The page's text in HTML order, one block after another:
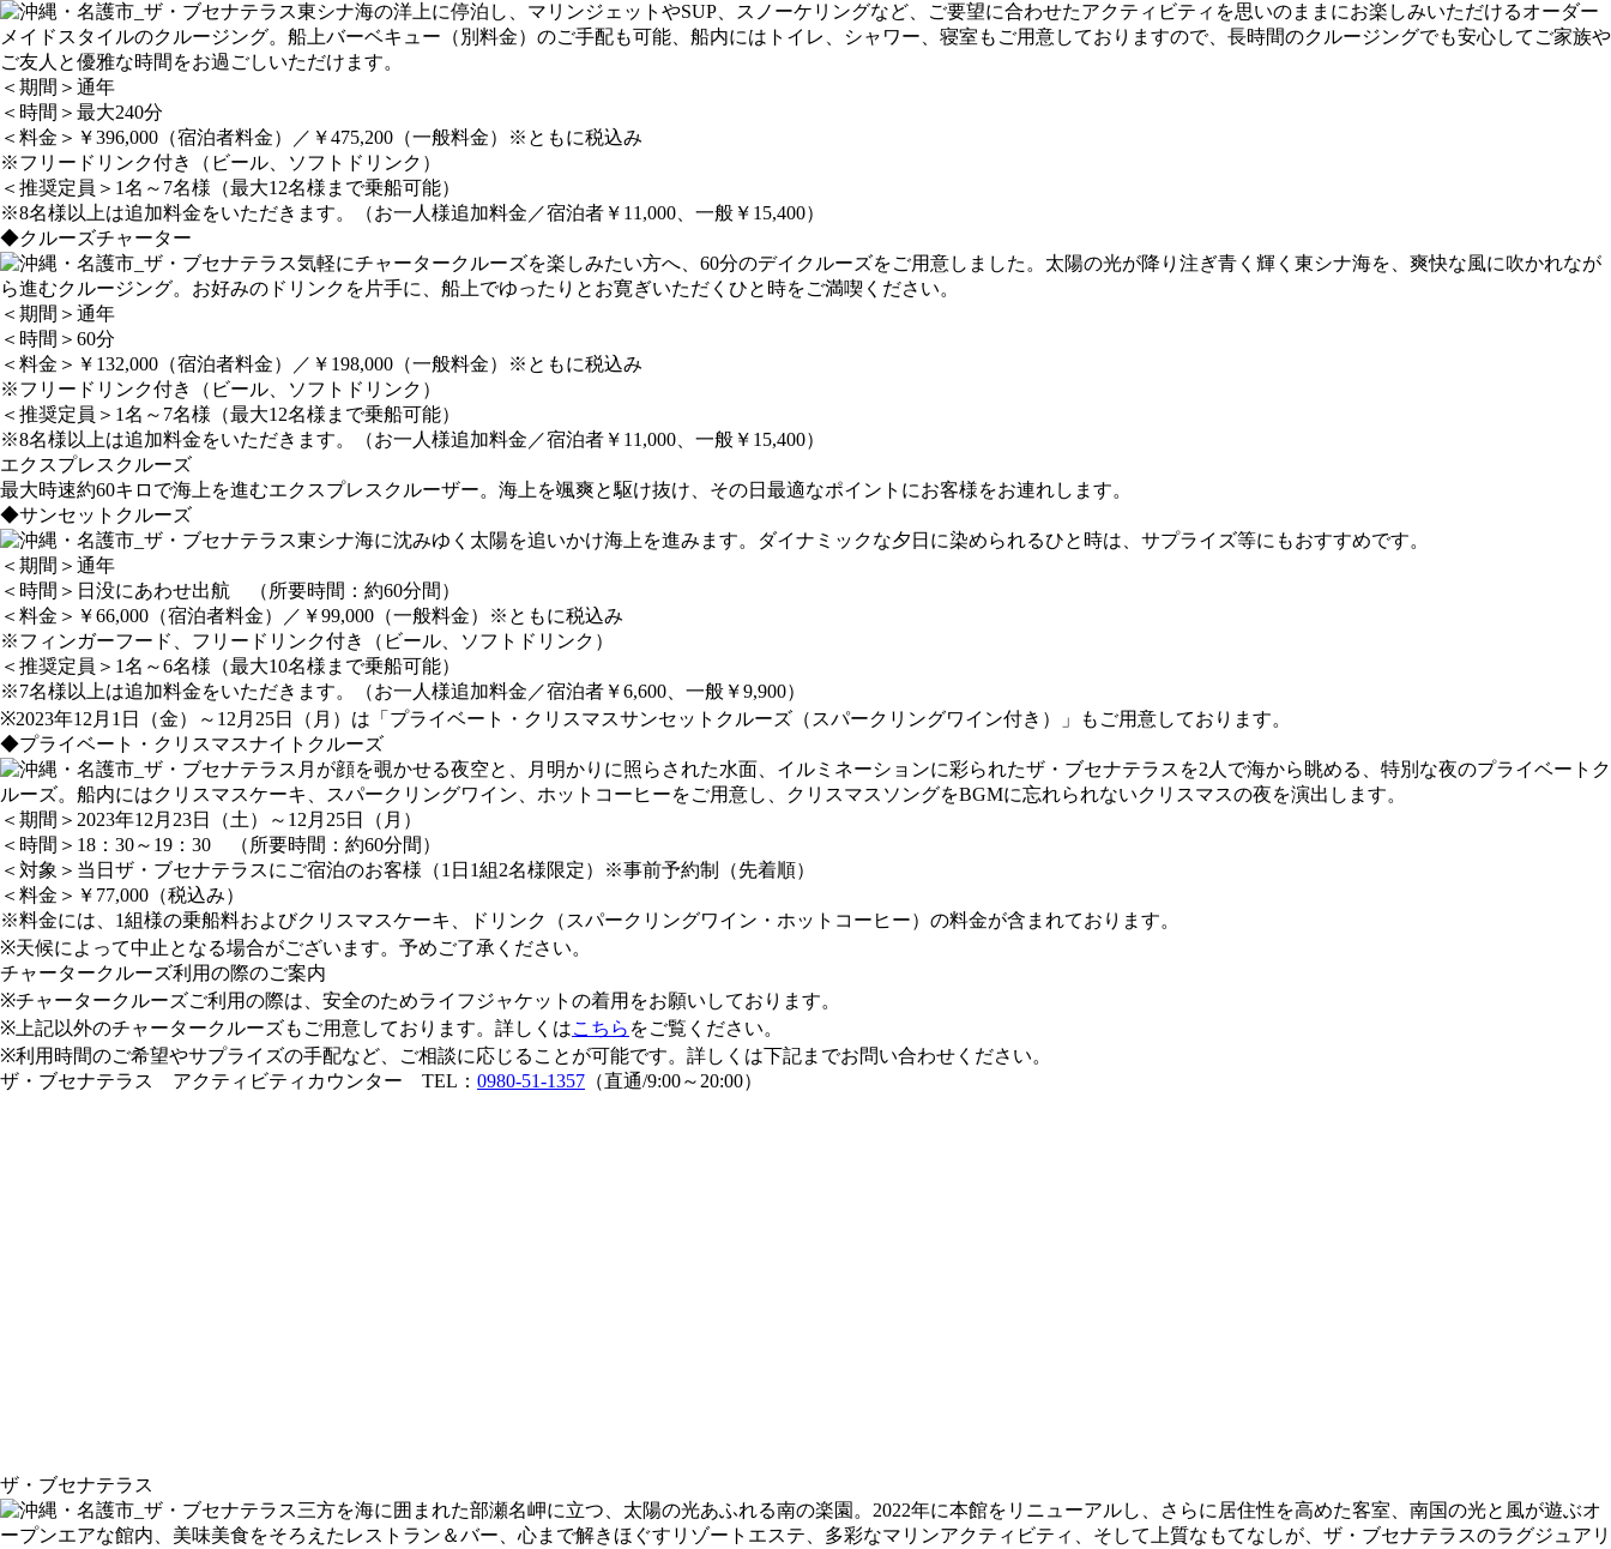
東シナ海の洋上に停泊し、マリンジェットやSUP、スノーケリングなど、ご要望に合わせたアクティビティを思いのままにお楽しみいただけるオーダー
メイドスタイルのクルージング。船上バーベキュー（別料金）のご手配も可能、船内にはトイレ、シャワー、寝室もご用意しておりますので、長時間のクルージングでも安心してご家族や
ご友人と優雅な時間をお過ごしいただけます。
＜期間＞通年
＜時間＞最大240分
＜料金＞￥396,000（宿泊者料金）／￥475,200（一般料金）※ともに税込み
※フリードリンク付き（ビール、ソフトドリンク）
＜推奨定員＞1名～7名様（最大12名様まで乗船可能）
※8名様以上は追加料金をいただきます。（お一人様追加料金／宿泊者￥11,000、一般￥15,400）
◆クルーズチャーター
気軽にチャータークルーズを楽しみたい方へ、60分のデイクルーズをご用意しました。太陽の光が降り注ぎ青く輝く東シナ海を、爽快な風に吹かれなが
ら進むクルージング。お好みのドリンクを片手に、船上でゆったりとお寛ぎいただくひと時をご満喫ください。
＜期間＞通年
＜時間＞60分
＜料金＞￥132,000（宿泊者料金）／￥198,000（一般料金）※ともに税込み
※フリードリンク付き（ビール、ソフトドリンク）
＜推奨定員＞1名～7名様（最大12名様まで乗船可能）
※8名様以上は追加料金をいただきます。（お一人様追加料金／宿泊者￥11,000、一般￥15,400）
エクスプレスクルーズ
最大時速約60キロで海上を進むエクスプレスクルーザー。海上を颯爽と駆け抜け、その日最適なポイントにお客様をお連れします。
◆サンセットクルーズ
東シナ海に沈みゆく太陽を追いかけ海上を進みます。ダイナミックな夕日に染められるひと時は、サプライズ等にもおすすめです。
＜期間＞通年
＜時間＞日没にあわせ出航 （所要時間：約60分間）
＜料金＞￥66,000（宿泊者料金）／￥99,000（一般料金）※ともに税込み
※フィンガーフード、フリードリンク付き（ビール、ソフトドリンク）
＜推奨定員＞1名～6名様（最大10名様まで乗船可能）
※7名様以上は追加料金をいただきます。（お一人様追加料金／宿泊者￥6,600、一般￥9,900）
※2023年12月1日（金）～12月25日（月）は「プライベート・クリスマスサンセットクルーズ（スパークリングワイン付き）」もご用意しております。
◆プライベート・クリスマスナイトクルーズ
月が顔を覗かせる夜空と、月明かりに照らされた水面、イルミネーションに彩られたザ・ブセナテラスを2人で海から眺める、特別な夜のプライベートク
ルーズ。船内にはクリスマスケーキ、スパークリングワイン、ホットコーヒーをご用意し、クリスマスソングをBGMに忘れられないクリスマスの夜を演出します。
＜期間＞2023年12月23日（土）～12月25日（月）
＜時間＞18：30～19：30 （所要時間：約60分間）
＜対象＞当日ザ・ブセナテラスにご宿泊のお客様（1日1組2名様限定）※事前予約制（先着順）
＜料金＞￥77,000（税込み）
※料金には、1組様の乗船料およびクリスマスケーキ、ドリンク（スパークリングワイン・ホットコーヒー）の料金が含まれております。
※天候によって中止となる場合がございます。予めご了承ください。
チャータークルーズ利用の際のご案内
※チャータークルーズご利用の際は、安全のためライフジャケットの着用をお願いしております。
※上記以外のチャータークルーズもご用意しております。詳しくはこちら をご覧ください。
※利用時間のご希望やサプライズの手配など、ご相談に応じることが可能です。詳しくは下記までお問い合わせください。
ザ・ブセナテラス アクティビティカウンター TEL： 0980-51-1357 （直通/9:00～20:00）
ザ・ブセナテラス
三方を海に囲まれた部瀬名岬に立つ、太陽の光あふれる南の楽園。2022年に本館をリニューアルし、さらに居住性を高めた客室、南国の光と風が遊ぶオ
ープンエアな館内、美味美食をそろえたレストラン＆バー、心まで解きほぐすリゾートエステ、多彩なマリンアクティビティ、そして上質なもてなしが、ザ・ブセナテラスのラグジュアリ